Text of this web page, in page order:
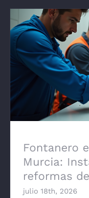
Fontanero
Instalación
Fontanero
Murcia:
reformas
julio 18th, 2026